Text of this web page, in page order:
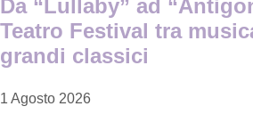
Da “Lullaby” ad
Teatro Festival tra
grandi classici
1 Agosto 2026